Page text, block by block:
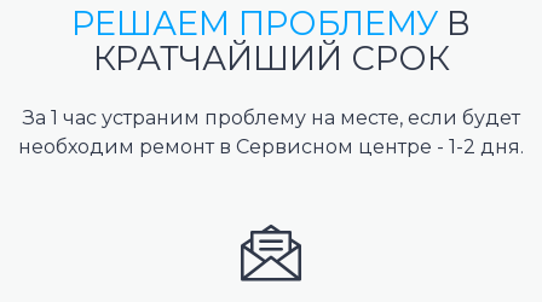
РЕШАЕМ ПРОБЛЕМУ В
КРАТЧАЙШИЙ СРОК
За 1 час устраним проблему на месте, если будет
необходим ремонт в Сервисном центре - 1-2 дня.